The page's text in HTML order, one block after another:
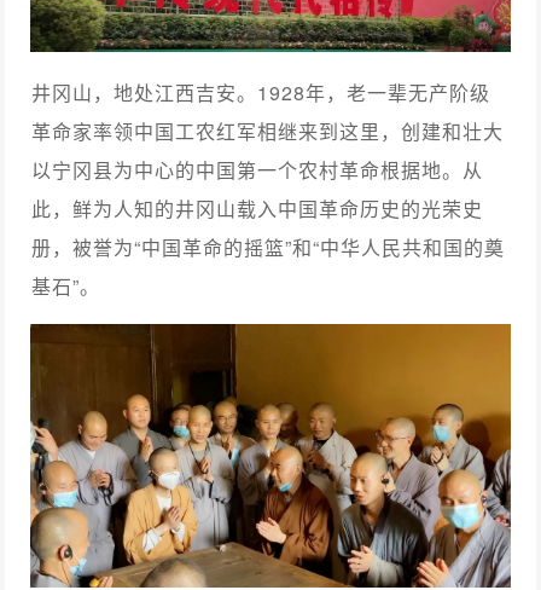
井冈山，地处江西吉安。1928年，老一辈无产阶级
革命家率领中国工农红军相继来到这里，创建和壮大
以宁冈县为中心的中国第一个农村革命根据地。从
此，鲜为人知的井冈山载入中国革命历史的光荣史
册，被誉为“中国革命的摇篮”和“中华人民共和国的奠
基石”。